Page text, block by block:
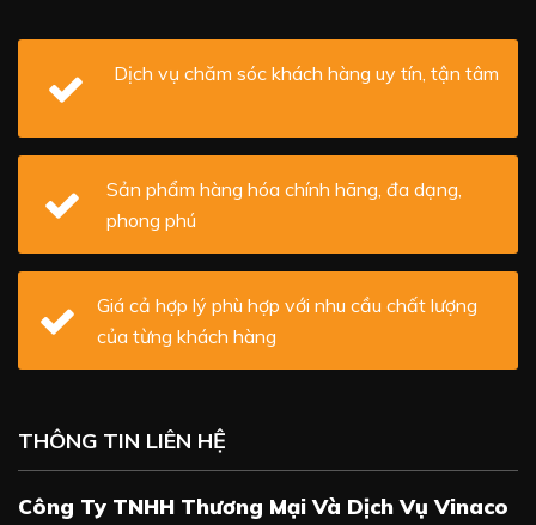
Dịch vụ chăm sóc khách hàng uy tín, tận tâm
Sản phẩm hàng hóa chính hãng, đa dạng,
phong phú
Giá cả hợp lý phù hợp với nhu cầu chất lượng
của từng khách hàng
THÔNG TIN LIÊN HỆ
Công Ty TNHH Thương Mại Và Dịch Vụ Vinaco